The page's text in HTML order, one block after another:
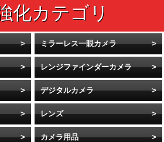
ミラーレス一眼カメラ
レンジファインダーカメラ
デジタルカメラ
レンズ
カメラ用品